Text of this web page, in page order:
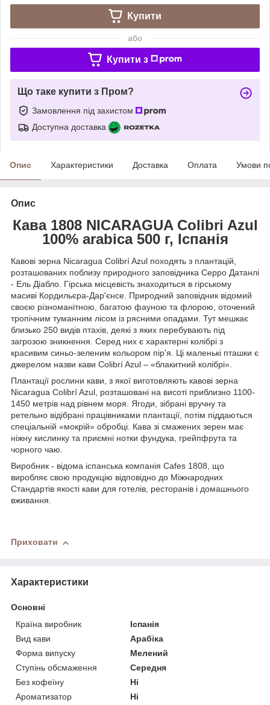
Купити
або
Купити з
Що таке купити з Пром?
Замовлення під захистом
Доступна доставка
Опис Характеристики Доставка Оплата Умови
Опис
Кава 1808 NICARAGUA Colibri Azul
100% arabica 500 г, Іспанія
Кавові зерна Nicaragua Colibrí Azul походять з плантацій,
розташованих поблизу природного заповідника Серро Датанлі
- Ель Діабло. Гірська місцевість знаходиться в гірському
масиві Кордильєра-Дар'єнсе. Природний заповідник відомий
своєю різноманітною, багатою фауною та флорою, оточений
тропічним туманним лісом із рясними опадами. Тут мешкає
близько 250 видів птахів, деякі з яких перебувають під
загрозою зникнення. Серед них є характерні колібрі з
красивим синьо-зеленим кольором пір'я. Ці маленькі пташки є
джерелом назви кави Colibrí Azul – «блакитний колібрі».
Плантації рослини кави, з якої виготовляють кавові зерна
Nicaragua Colibrí Azul, розташовані на висоті приблизно 1100-
1450 метрів над рівнем моря. Ягоди, зібрані вручну та
ретельно відібрані працівниками плантації, потім піддаються
спеціальній «мокрій» обробці. Кава зі смажених зерен має
ніжну кислинку та приємні нотки фундука, грейпфрута та
чорного чаю.
Виробник - відома іспанська компанія Cafes 1808, що
виробляє свою продукцію відповідно до Міжнародних
Стандартів якості кави для готелів, ресторанів і домашнього
вживання.
Приховати
Характеристики
Основні
Країна виробник
Іспанія
Вид кави
Арабіка
Форма випуску
Мелений
Ступінь обсмаження
Середня
Без кофеїну
Ні
Ароматизатор
Ні